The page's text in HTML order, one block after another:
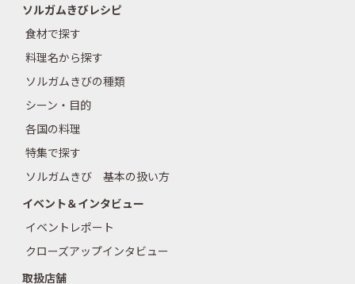
ソルガムきびレシピ
食材で探す
料理名から探す
ソルガムきびの種類
シーン・目的
各国の料理
特集で探す
ソルガムきび 基本の扱い方
イベント＆インタビュー
イベントレポート
クローズアップインタビュー
取扱店舗